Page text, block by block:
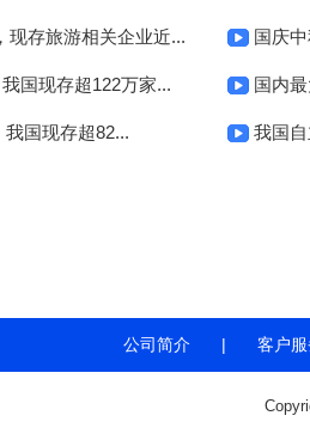
现存旅游相关企业近... 国庆
国现存超122万家... 国内
国现存超82... 我国
公司简介 | 客户